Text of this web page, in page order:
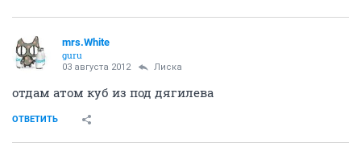
mrs.White
guru
03 августа 2012 Лиска
отдам атом куб из под дягилева
ОТВЕТИТЬ